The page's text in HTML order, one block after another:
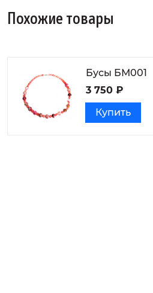
Похожие товары
Бусы БМ001
3 750 ₽
Купить